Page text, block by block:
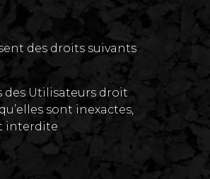
des droits suivants
des Utilisateurs droit
sont inexactes,
interdite